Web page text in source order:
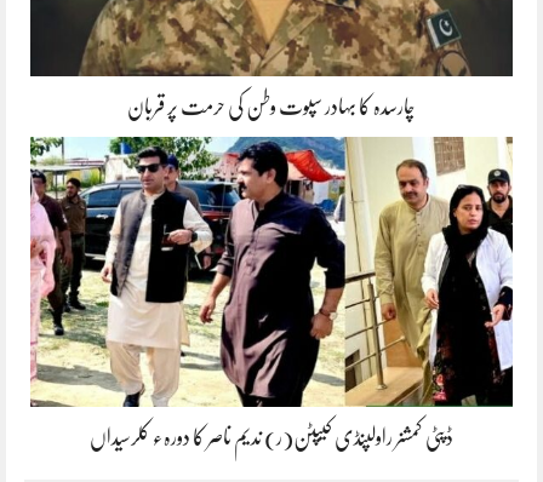
چارسدہ کا بہادر سپوت وطن کی حرمت پر قربان
ڈپٹی کمشنر راولپنڈی کیپٹن(ر) ندیم ناصر کا دورہء کلرسیداں